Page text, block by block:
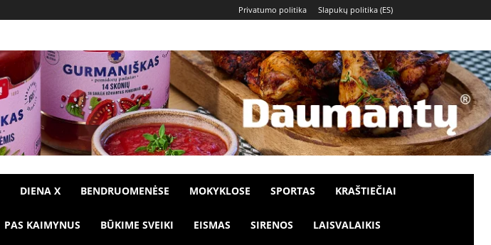
Privatumo politika Slapukų politika (ES)
DIENA X BENDRUOMENĖSE MOKYKLOSE SPORTAS KRAŠTIEČIAI
PAS KAIMYNUS BŪKIME SVEIKI EISMAS SIRENOS LAISVALAIKIS